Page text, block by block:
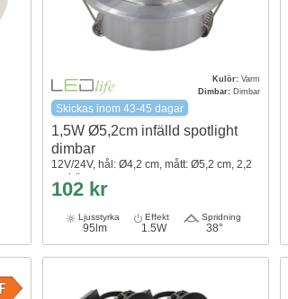
Kulör:Varm
Dimbar:Dimbar
Skickas inom 43-45 dagar
1,5W Ø5,2cm infälld spotlight
dimbar
12V/24V, hål: Ø4,2 cm, mått: Ø5,2 cm, 2,2
cm hög
102 kr
Ljusstyrka
95lm
Effekt
1.5W
Spridning
38°